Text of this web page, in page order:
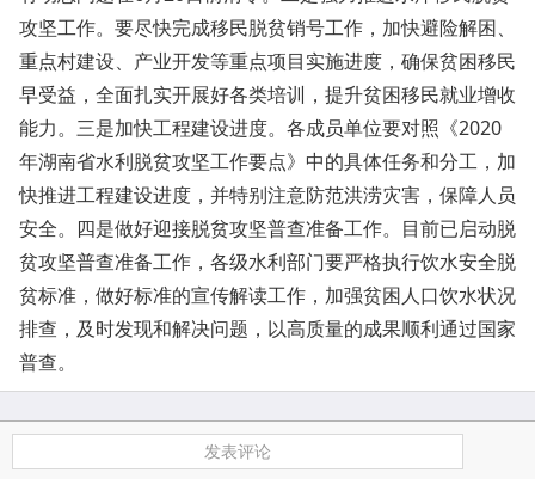
攻坚工作。要尽快完成移民脱贫销号工作，加快避险解困、
重点村建设、产业开发等重点项目实施进度，确保贫困移民
早受益，全面扎实开展好各类培训，提升贫困移民就业增收
能力。三是加快工程建设进度。各成员单位要对照《2020
年湖南省水利脱贫攻坚工作要点》中的具体任务和分工，加
快推进工程建设进度，并特别注意防范洪涝灾害，保障人员
安全。四是做好迎接脱贫攻坚普查准备工作。目前已启动脱
贫攻坚普查准备工作，各级水利部门要严格执行饮水安全脱
贫标准，做好标准的宣传解读工作，加强贫困人口饮水状况
排查，及时发现和解决问题，以高质量的成果顺利通过国家
普查。
发表评论